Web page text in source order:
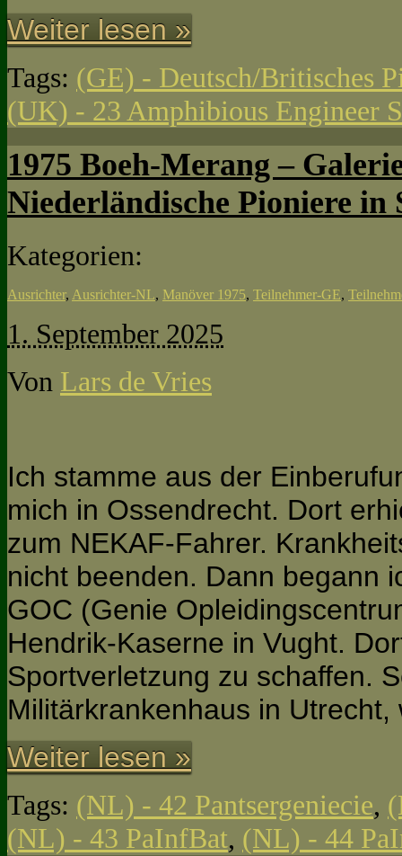
Weiter lesen »
Tags: (GE) - Deutsch/Britisches
(UK) - 23 Amphibious Engineer
1975 Boeh-Merang –
Niederländische Pioniere in
Kategorien:
Ausrichter, Ausrichter-NL, Manöver 1975, Teilnehmer-GE,
1. September 2025
Von Lars de Vries
Ich stamme aus der
mich in Ossendrecht. Dort
zum NEKAF-Fahrer.
nicht beenden. Dann begann
GOC (Genie
Hendrik-Kaserne in Vught.
Sportverletzung zu schaffen.
Militärkrankenhaus in
Weiter lesen »
Tags: (NL) - 42 Pantsergeniecie,
(NL) - 43 PaInfBat, (NL) - 44